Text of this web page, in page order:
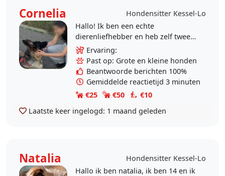
Cornelia
Hondensitter Kessel-Lo
Hallo! Ik ben een echte
dierenliefhebber en heb zelf twee
honden (Golden retriever & Duitse
Herder). Ik wandel graag en zorg
met plezier voor honden..
Ervaring:
Past op: Grote en kleine honden
Beantwoorde berichten 100%
Gemiddelde reactietijd 3 minuten
€25
€50
€10
Laatste keer ingelogd: 1 maand geleden
Natalia
Hondensitter Kessel-Lo
Hallo ik ben natalia, ik ben 14 en ik